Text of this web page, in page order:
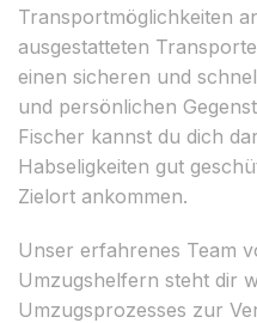
Transportmöglichkeiten
ausgestatteten
einen sicheren und
und persönlichen
Fischer kannst du dich
Habseligkeiten gut
Zielort ankommen.
Unser erfahrenes Team
Umzugshelfern steht dir
Umzugsprozesses zur